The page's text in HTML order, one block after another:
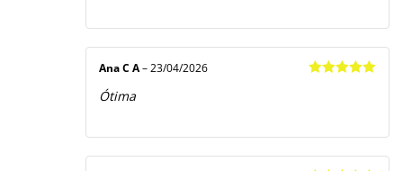
Ana C A – 23/04/2026
Ótima